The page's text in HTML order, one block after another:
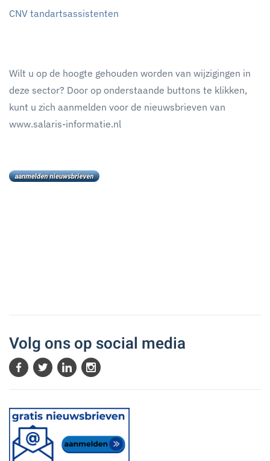
CNV tandartsassistenten
Wilt u op de hoogte gehouden worden van wijzigingen in
deze sector? Door op onderstaande buttons te klikken,
kunt u zich aanmelden voor de nieuwsbrieven van
www.salaris-informatie.nl
Volg ons op social media